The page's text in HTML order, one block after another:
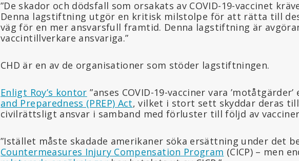
”De skador och dödsfall som orsakats av COVID-19-vaccinet
Denna lagstiftning utgör en kritisk milstolpe för att rätta till
väg för en mer ansvarsfull framtid. Denna lagstiftning är
vaccintillverkare ansvariga.”
CHD är en av de organisationer som stöder lagstiftningen.
Enligt Roy’s kontor ”anses COVID-19-vacciner vara
and Preparedness (PREP) Act, vilket i stort sett skyddar deras
civilrättsligt ansvar i samband med förluster till följd av
”Istället måste skadade amerikaner söka ersättning under det
Countermeasures Injury Compensation Program (CICP) – men